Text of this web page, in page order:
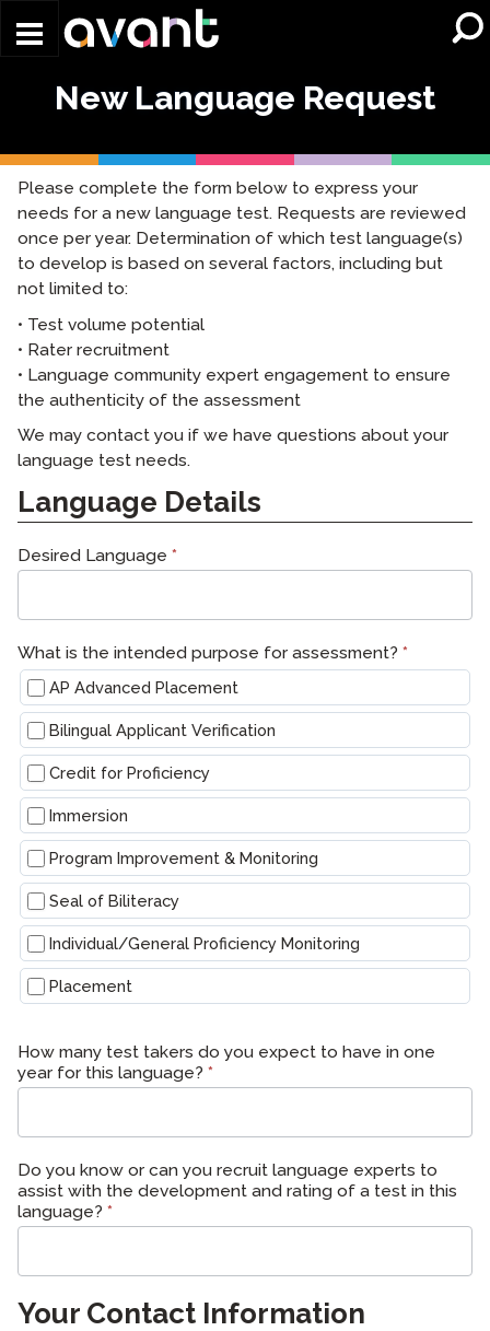
New Language Request
Please complete the form below to express your
needs for a new language test. Requests are reviewed
once per year. Determination of which test language(s)
to develop is based on several factors, including but
not limited to:
• Test volume potential
• Rater recruitment
• Language community expert engagement to ensure
the authenticity of the assessment
We may contact you if we have questions about your
language test needs.
New
Language
Form
Language Details
Desired Language *
What is the intended purpose for assessment? *
AP Advanced Placement
Bilingual Applicant Verification
Credit for Proficiency
Immersion
Program Improvement & Monitoring
Seal of Biliteracy
Individual/General Proficiency Monitoring
Placement
How many test takers do you expect to have in one
year for this language? *
Do you know or can you recruit language experts to
assist with the development and rating of a test in this
language? *
Your Contact Information